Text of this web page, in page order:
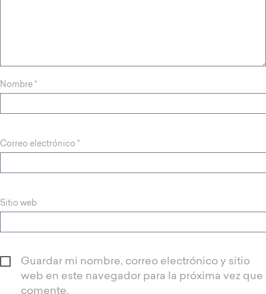
Nombre *
Correo electrónico *
Sitio web
Guardar mi nombre, correo electrónico y sitio
web en este navegador para la próxima vez que
comente.